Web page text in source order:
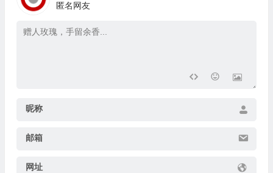
匿名网友
昵称
邮箱
网址